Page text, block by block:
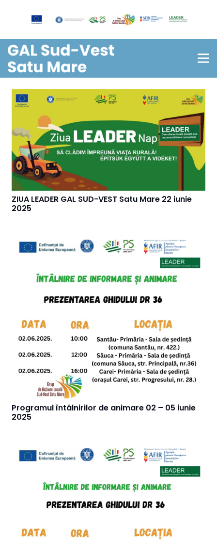
ZIUA LEADER GAL SUD-VEST Satu Mare 22 iunie
2025
Programul întâlnirilor de animare 02 – 05 iunie
2025